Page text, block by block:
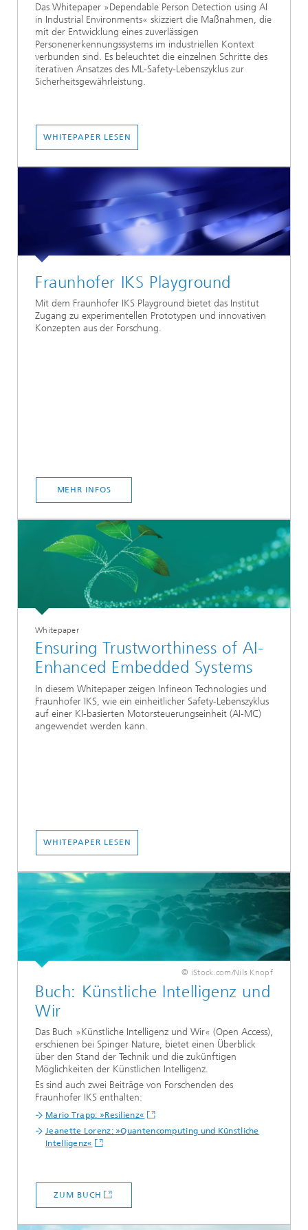
Das Whitepaper »Dependable Person Detection using AI
in Industrial Environments« skizziert die Maßnahmen, die
mit der Entwicklung eines zuverlässigen
Personenerkennungssystems im industriellen Kontext
verbunden sind. Es beleuchtet die einzelnen Schritte des
iterativen Ansatzes des ML-Safety-Lebenszyklus zur
Sicherheitsgewährleistung.
WHITEPAPER LESEN
Fraunhofer IKS Playground
Mit dem Fraunhofer IKS Playground bietet das Institut
Zugang zu experimentellen Prototypen und innovativen
Konzepten aus der Forschung.
MEHR INFOS
Whitepaper
Ensuring Trustworthiness of AI-
Enhanced Embedded Systems
In diesem Whitepaper zeigen Infineon Technologies und
Fraunhofer IKS, wie ein einheitlicher Safety-Lebenszyklus
auf einer KI-basierten Motorsteuerungseinheit (AI-MC)
angewendet werden kann.
WHITEPAPER LESEN
© iStock.com/Nils Knopf
Buch: Künstliche Intelligenz und
Wir
Das Buch »Künstliche Intelligenz und Wir« (Open Access),
erschienen bei Spinger Nature, bietet einen Überblick
über den Stand der Technik und die zukünftigen
Möglichkeiten der Künstlichen Intelligenz.
Es sind auch zwei Beiträge von Forschenden des
Fraunhofer IKS enthalten:
Mario Trapp: »Resilienz«
Jeanette Lorenz: »Quantencomputing und Künstliche
Intelligenz«
ZUM BUCH